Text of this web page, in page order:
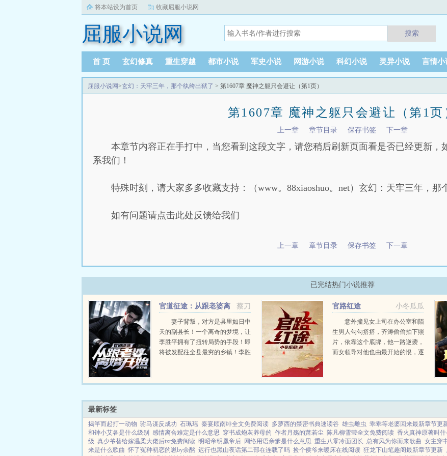
将本站设为首页 收藏屈服小说网
屈服小说网 搜索
首 页 玄幻修真 重生穿越 都市小说 军史小说 网游小说 科幻小说 灵异小说 言情小
屈服小说网>玄幻：天牢三年，那个纨绔出狱了 > 第1607章 魔神之躯只会避让（第1页）
第1607章 魔神之躯只会避让（第1页
上一章 章节目录 保存书签 下一章
本章节内容正在手打中，当您看到这段文字，请您稍后刷新页面看是否已经更新，
系我们！
特殊时刻，请大家多多收藏支持：（www。88xiaoshuo。net）玄幻：天牢三年，那
如有问题请点击此处反馈给我们
上一章 章节目录 保存书签 下一章
已完结热门小说推荐
蔡刀
官道征途：从跟老婆离
婚开始妻子背叛，对方是县里如日中
天的副县长！一个离奇的梦境，让
李胜平拥有了扭转局势的手段！即
将被发配往全县最穷的乡镇！李胜
是冰山一角！斗争才刚刚开始！...
小冬瓜瓜
官路红途
意外撞见女上司在办公室和陌
生男人勾勾搭搭，齐涛偷偷拍下照
片，依靠这个底牌，他一路逆袭，
而女领导对他也由最开始的恨，逐
最新标签
揭竿而起打一动物 驸马谋反成功 石珮瑶 秦宴顾南绯全文免费阅读 多萝西的禁密书典速读谷 雄虫雌虫 乖乖等老婆回来最新章节更
和钟小艾各是什么级别
感情离合难定是什么意思 穿书成炮灰养母的 作者月殇的萧若尘 陈凡柳雪莹全文免费阅读 香火真神原著叫什
级 真少爷替给嫁温柔大佬后txt免费阅读 明昭帝明凰帝后 网络用语亲爹是什么意思 重生八零冷面团长 总有风为你而来歌曲 女主穿
来是什么歌曲 怀了冤种初恋的崽by余酩 迟行也黑山夜话第二部在连载了吗 捡个侯爷来暖床在线阅读 狂龙下山笔趣阁最新章节更新